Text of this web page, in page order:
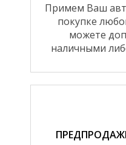
Примем Ваш
покупке
можете
наличными